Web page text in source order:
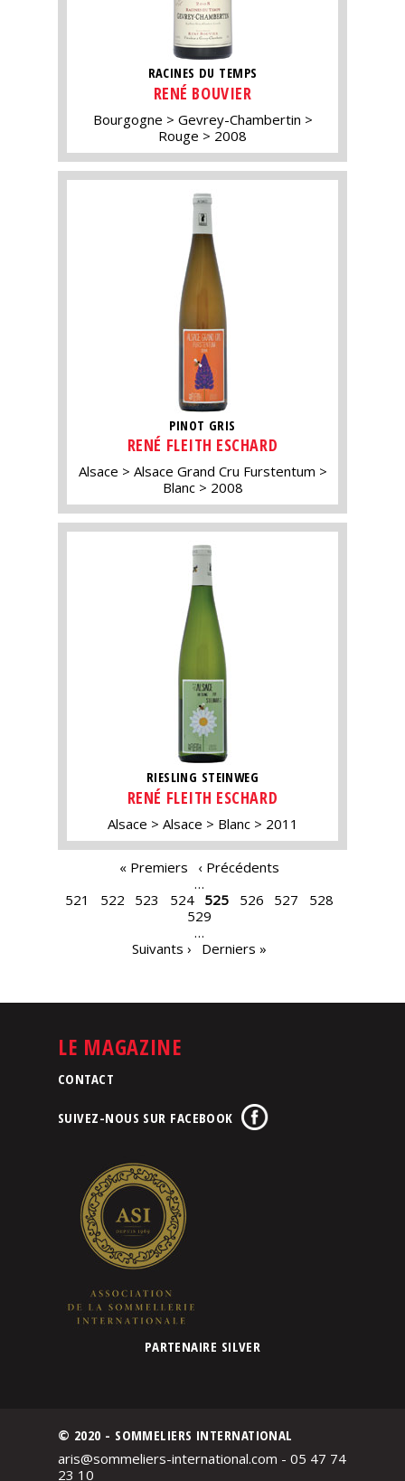
RACINES DU TEMPS
RENÉ BOUVIER
Bourgogne
Gevrey-Chambertin
Rouge
2008
PINOT GRIS
RENÉ FLEITH ESCHARD
Alsace
Alsace Grand Cru Furstentum
Blanc
2008
RIESLING STEINWEG
RENÉ FLEITH ESCHARD
Alsace Alsace Blanc 2011
« Premiers
‹ Précédents
…
521
522 523 524 525 526 527
528
529
…
Suivants ›
Derniers »
LE MAGAZINE
CONTACT
SUIVEZ-NOUS SUR FACEBOOK
PARTENAIRE SILVER
© 2020 - SOMMELIERS INTERNATIONAL
aris@sommeliers-international.com - 05 47 74
23 10